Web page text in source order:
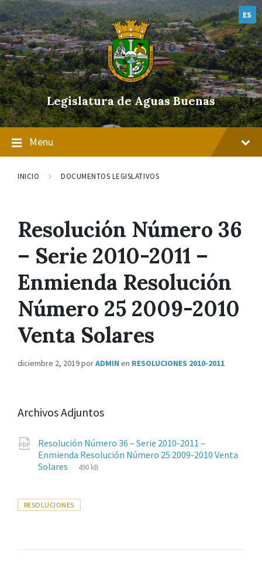
Skip
to
content
Skip
to
main
navigation
Skip
to
footer
ES
Legislatura de Aguas Buenas
Menu
INICIO DOCUMENTOS LEGISLATIVOS
Resolución Número 36
– Serie 2010-2011 –
Enmienda Resolución
Número 25 2009-2010
Venta Solares
diciembre 2, 2019porADMIN en RESOLUCIONES 2010-2011
Archivos Adjuntos
Resolución Número 36 – Serie 2010-2011 –
Enmienda Resolución Número 25 2009-2010 Venta
Solares
Extensiones
pdf
Tamaño
490 kB
Tags
RESOLUCIONES